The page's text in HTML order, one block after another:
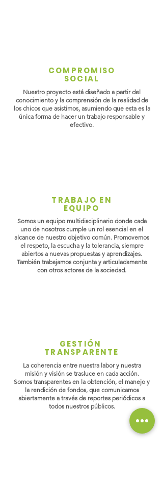
COMPROMISO
SOCIAL
Nuestro proyecto está diseñado a partir del
conocimiento y la comprensión de la realidad de
los chicos que asistimos, asumiendo que esta es la
única forma de hacer un trabajo responsable y
efectivo.
TRABAJO EN
EQUIPO
Somos un equipo multidisciplinario donde cada
uno de nosotros cumple un rol esencial en el
alcance de nuestro objetivo común. Promovemos
el respeto, la escucha y la tolerancia, siempre
abiertos a nuevas propuestas y aprendizajes.
También trabajamos conjunta y articuladamente
con otros actores de la sociedad.
GESTIÓN
TRANSPARENTE
La coherencia entre nuestra labor y nuestra
misión y visión se trasluce en cada acción.
Somos transparentes en la obtención, el manejo y
la rendición de fondos, que comunicamos
abiertamente a través de reportes periódicos a
todos nuestros públicos.